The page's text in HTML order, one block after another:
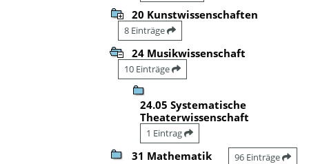
20 Kunstwissenschaften
8 Einträge
24 Musikwissenschaft
10 Einträge
24.05 Systematische
Theaterwissenschaft
1 Eintrag
31 Mathematik 96 Einträge